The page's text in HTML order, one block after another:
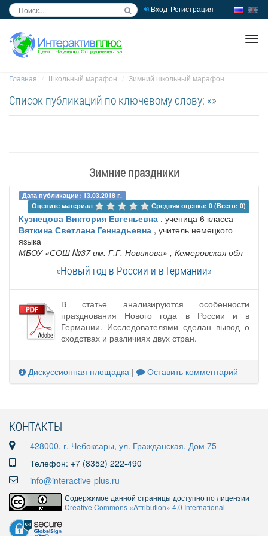
Вход Регистрация
Главная Школьный марафон Зимний школьный марафон
Список публикаций по ключевому слову: «»
Зимние праздники
Дата публикации: 13.03.2018 г.
Оцените материал
Средняя оценка: 0 (Всего: 0)
Кузнецова Виктория Евгеньевна , ученица 6 класса
Вяткина Светлана Геннадьевна , учитель немецкого
языка
МБОУ «СОШ №37 им. Г.Г. Новикова» , Кемеровская обл
«Новый год в России и в Германии»
В статье анализируются особенности
празднования Нового года в России и в
Германии. Исследователями сделан вывод о
сходствах и различиях двух стран.
Дискуссионная площадка | Оставить комментарий
КОНТАКТЫ
428000, г. Чебоксары, ул. Гражданская, Дом 75
Телефон: +7 (8352) 222-490
info@interactive-plus.ru
Содержимое данной страницы доступно по лицензии
Creative Commons «Attribution» 4.0 International